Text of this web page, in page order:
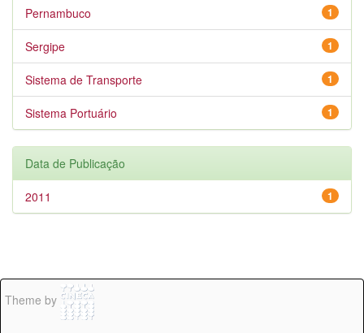
1
Pernambuco
1
Sergipe
1
Sistema de Transporte
1
Sistema Portuário
Data de Publicação
1
2011
Theme by